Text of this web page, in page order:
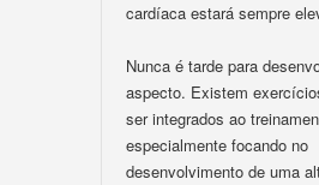
cardíaca estará sempre
Nunca é tarde para
aspecto. Existem
ser integrados ao
especialmente focando no
desenvolvimento de uma